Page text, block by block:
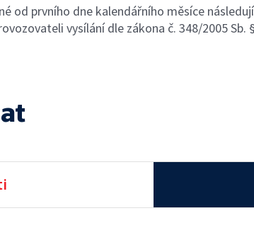
od prvního dne kalendářního měsíce
vysílání dle zákona č. 348/2005 Sb.